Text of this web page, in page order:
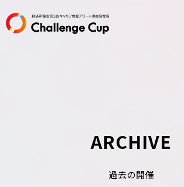
ホーム
特定商取引法に基づく表記ARCHIVE
過去の開催